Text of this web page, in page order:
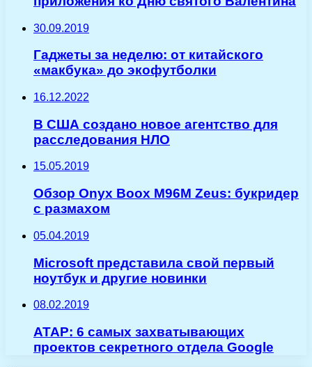
30.09.2019
Гаджеты за неделю: от китайского
«макбука» до экофутболки
16.12.2022
В США создано новое агентство для
расследования НЛО
15.05.2019
Обзор Onyx Boox M96M Zeus: букридер
с размахом
05.04.2019
Microsoft представила свой первый
ноутбук и другие новинки
08.02.2019
ATAP: 6 самых захватывающих
проектов секретного отдела Google